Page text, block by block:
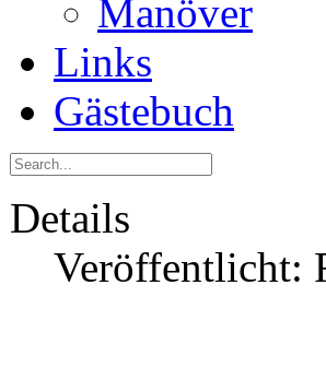
Manöver
Links
Gästebuch
Details
Veröffentlicht: